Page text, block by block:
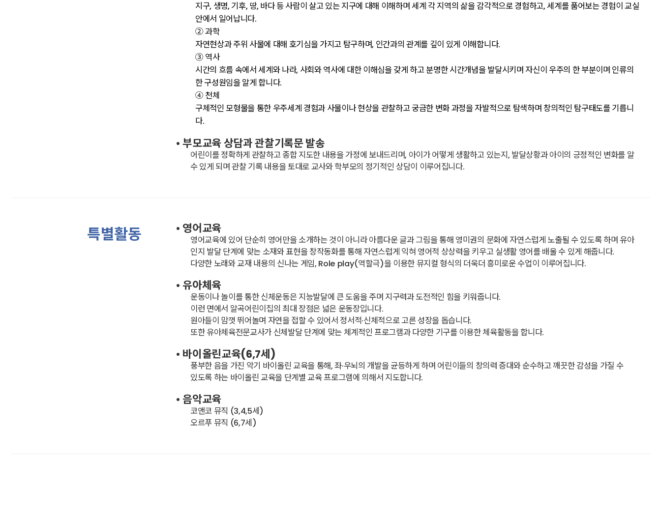
지구, 생명, 기후, 땅, 바다 등 사람이 살고 있는 지구에 대해 이해하며 세계 각 지역의 삶을 감각적으로 경험하고, 세계를 품어보는 경험이 교실
안에서 일어납니다.
② 과학
자연현상과 주위 사물에 대해 호기심을 가지고 탐구하며, 인간과의 관계를 깊이 있게 이해합니다.
③ 역사
시간의 흐름 속에서 세계와 나라, 사회와 역사에 대한 이해심을 갖게 하고 분명한 시간개념을 발달시키며 자신이 우주의 한 부분이며 인류의
한 구성원임을 알게 합니다.
④ 천체
구체적인 모형물을 통한 우주세계 경험과 사물이나 현상을 관찰하고 궁금한 변화 과정을 자발적으로 탐색하며 창의적인 탐구태도를 기릅니
다.
• 부모교육 상담과 관찰기록문 발송
어린이를 정확하게 관찰하고 종합 지도한 내용을 가정에 보내드리며, 아이가 어떻게 생활하고 있는지, 발달상황과 아이의 긍정적인 변화를 알
수 있게 되며 관찰 기록 내용을 토대로 교사와 학부모의 정기적인 상담이 이루어집니다.
특별활동 • 영어교육
영어교육에 있어 단순히 영어만을 소개하는 것이 아니라 아름다운 글과 그림을 통해 영미권의 문화에 자연스럽게 노출될 수 있도록 하며 유아
인지 발달 단계에 맞는 소재와 표현을 창작동화를 통해 자연스럽게 익혀 영어적 상상력을 키우고 실생활 영어를 배울 수 있게 해줍니다.
다양한 노래와 교재 내용의 신나는 게임, Role play(역할극)을 이용한 뮤지컬 형식의 더욱더 흥미로운 수업이 이루어집니다.
• 유아체육
운동이나 놀이를 통한 신체운동은 지능발달에 큰 도움을 주며 지구력과 도전적인 힘을 키워줍니다.
이런 면에서 알곡어린이집의 최대 장점은 넓은 운동장입니다.
원아들이 맘껏 뛰어놀며 자연을 접할 수 있어서 정서적·신체적으로 고른 성장을 돕습니다.
또한 유아체육전문교사가 신체발달 단계에 맞는 체계적인 프로그램과 다양한 기구를 이용한 체육활동을 합니다.
• 바이올린교육(6,7세)
풍부한 음을 가진 악기 바이올린 교육을 통해, 좌·우뇌의 개발을 균등하게 하며 어린이들의 창의력 증대와 순수하고 깨끗한 감성을 가질 수
있도록 하는 바이올린 교육을 단계별 교육 프로그램에 의해서 지도합니다.
• 음악교육
코앤코 뮤직 (3,4,5세)
오르푸 뮤직 (6,7세)